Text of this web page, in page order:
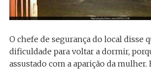
O chefe de segurança do local disse
dificuldade para voltar a dormir,
assustado com a aparição da mulher.